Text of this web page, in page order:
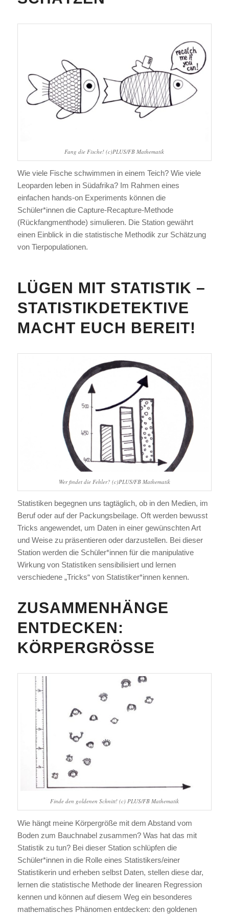
Fang die Fische! (c)PLUS/FB Mathematik
Wie viele Fische schwimmen in einem Teich? Wie viele
Leoparden leben in Südafrika? Im Rahmen eines
einfachen hands-on Experiments können die
Schüler*innen die Capture-Recapture-Methode
(Rückfangmenthode) simulieren. Die Station gewährt
einen Einblick in die statistische Methodik zur Schätzung
von Tierpopulationen.
LÜGEN MIT STATISTIK –
STATISTIKDETEKTIVE
MACHT EUCH BEREIT!
Wer findet die Fehler? (c)PLUS/FB Mathematik
Statistiken begegnen uns tagtäglich, ob in den Medien, im
Beruf oder auf der Packungsbeilage. Oft werden bewusst
Tricks angewendet, um Daten in einer gewünschten Art
und Weise zu präsentieren oder darzustellen. Bei dieser
Station werden die Schüler*innen für die manipulative
Wirkung von Statistiken sensibilisiert und lernen
verschiedene „Tricks“ von Statistiker*innen kennen.
ZUSAMMENHÄNGE
ENTDECKEN:
KÖRPERGRÖSSE
Finde den goldenen Schnitt! (c) PLUS/FB Mathematik
Wie hängt meine Körpergröße mit dem Abstand vom
Boden zum Bauchnabel zusammen? Was hat das mit
Statistik zu tun? Bei dieser Station schlüpfen die
Schüler*innen in die Rolle eines Statistikers/einer
Statistikerin und erheben selbst Daten, stellen diese dar,
lernen die statistische Methode der linearen Regression
kennen und können auf diesem Weg ein besonderes
mathematisches Phänomen entdecken: den goldenen